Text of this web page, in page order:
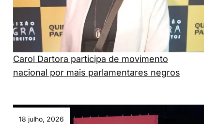
Carol Dartora participa de movimento
nacional por mais parlamentares negros
18 julho, 2026